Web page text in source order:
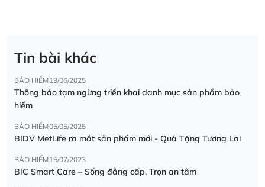
Tin bài khác
BẢO HIỂM19/06/2025
Thông báo tạm ngừng triển khai danh mục sản phẩm bảo
hiểm
BẢO HIỂM05/05/2025
BIDV MetLife ra mắt sản phẩm mới - Quà Tặng Tương Lai
BẢO HIỂM15/07/2023
BIC Smart Care – Sống đẳng cấp, Trọn an tâm